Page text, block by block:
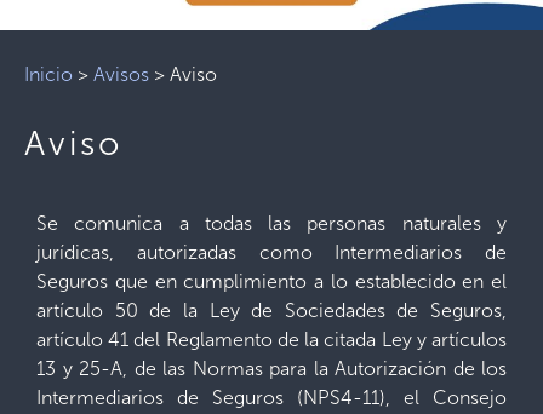
Inicio > Avisos > Aviso
Aviso
Se comunica a todas las personas naturales y
jurídicas, autorizadas como Intermediarios de
Seguros que en cumplimiento a lo establecido en el
artículo 50 de la Ley de Sociedades de Seguros,
artículo 41 del Reglamento de la citada Ley y artículos
13 y 25-A, de las Normas para la Autorización de los
Intermediarios de Seguros (NPS4-11), el Consejo